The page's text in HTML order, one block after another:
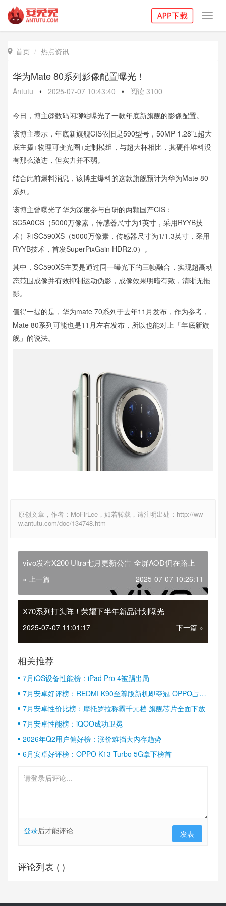
 首页 热点资讯
华为Mate 80系列影像配置曝光！
Antutu • 2025-07-07 10:43:40 • 阅读 3100
今日，博主@数码闲聊站曝光了一款年底新旗舰的影像配置。
该博主表示，年底新旗舰CIS依旧是590型号，50MP 1.28"±超大
底主摄+物理可变光圈+定制模组，与超大杯相比，其硬件堆料没
有那么激进，但实力并不弱。
结合此前爆料消息，该博主爆料的这款旗舰预计为华为Mate 80
系列。
该博主曾曝光了华为深度参与自研的两颗国产CIS：
SC5A0CS（5000万像素，传感器尺寸为1英寸，采用RYYB技
术）和SC590XS（5000万像素，传感器尺寸为1/1.3英寸，采用
RYYB技术，首发SuperPixGain HDR2.0）。
其中，SC590XS主要是通过同一曝光下的三帧融合，实现超高动
态范围成像并有效抑制运动伪影，成像效果明暗有致，清晰无拖
影。
值得一提的是，华为mate 70系列于去年11月发布，作为参考，
Mate 80系列可能也是11月左右发布，所以也能对上「年底新旗
舰」的说法。
原创文章，作者：MoFirLee，如若转载，请注明出处：http://ww
w.antutu.com/doc/134748.htm
vivo发布X200 Ultra七月更新公告 全屏AOD仍在路上
« 上一篇 2025-07-07 10:26:11
X70系列打头阵！荣耀下半年新品计划曝光
2025-07-07 11:01:17 下一篇 »
相关推荐
7月iOS设备性能榜：iPad Pro 4被踢出局
7月安卓好评榜：REDMI K90至尊版新机即夺冠 OPPO占据
半壁江山
7月安卓性价比榜：摩托罗拉称霸千元档 旗舰芯片全面下放
7月安卓性能榜：iQOO成功卫冕
2026年Q2用户偏好榜：涨价难挡大内存趋势
6月安卓好评榜：OPPO K13 Turbo 5G拿下榜首
登录后才能评论 发表
评论列表 ( )